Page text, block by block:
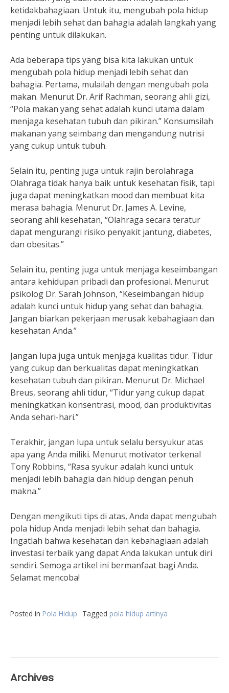
ketidakbahagiaan. Untuk itu, mengubah pola hidup
menjadi lebih sehat dan bahagia adalah langkah yang
penting untuk dilakukan.
Ada beberapa tips yang bisa kita lakukan untuk
mengubah pola hidup menjadi lebih sehat dan
bahagia. Pertama, mulailah dengan mengubah pola
makan. Menurut Dr. Arif Rachman, seorang ahli gizi,
“Pola makan yang sehat adalah kunci utama dalam
menjaga kesehatan tubuh dan pikiran.” Konsumsilah
makanan yang seimbang dan mengandung nutrisi
yang cukup untuk tubuh.
Selain itu, penting juga untuk rajin berolahraga.
Olahraga tidak hanya baik untuk kesehatan fisik, tapi
juga dapat meningkatkan mood dan membuat kita
merasa bahagia. Menurut Dr. James A. Levine,
seorang ahli kesehatan, “Olahraga secara teratur
dapat mengurangi risiko penyakit jantung, diabetes,
dan obesitas.”
Selain itu, penting juga untuk menjaga keseimbangan
antara kehidupan pribadi dan profesional. Menurut
psikolog Dr. Sarah Johnson, “Keseimbangan hidup
adalah kunci untuk hidup yang sehat dan bahagia.
Jangan biarkan pekerjaan merusak kebahagiaan dan
kesehatan Anda.”
Jangan lupa juga untuk menjaga kualitas tidur. Tidur
yang cukup dan berkualitas dapat meningkatkan
kesehatan tubuh dan pikiran. Menurut Dr. Michael
Breus, seorang ahli tidur, “Tidur yang cukup dapat
meningkatkan konsentrasi, mood, dan produktivitas
Anda sehari-hari.”
Terakhir, jangan lupa untuk selalu bersyukur atas
apa yang Anda miliki. Menurut motivator terkenal
Tony Robbins, “Rasa syukur adalah kunci untuk
menjadi lebih bahagia dan hidup dengan penuh
makna.”
Dengan mengikuti tips di atas, Anda dapat mengubah
pola hidup Anda menjadi lebih sehat dan bahagia.
Ingatlah bahwa kesehatan dan kebahagiaan adalah
investasi terbaik yang dapat Anda lakukan untuk diri
sendiri. Semoga artikel ini bermanfaat bagi Anda.
Selamat mencoba!
Posted in Pola Hidup Tagged pola hidup artinya
Archives